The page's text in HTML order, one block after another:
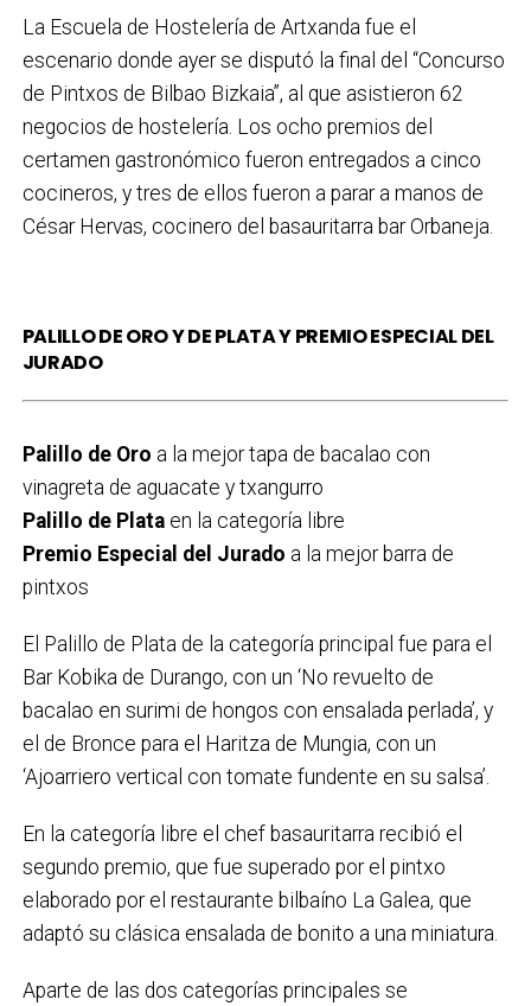
La Escuela de Hostelería de Artxanda fue el
escenario donde ayer se disputó la final del “Concurso
de Pintxos de Bilbao Bizkaia”, al que asistieron 62
negocios de hostelería. Los ocho premios del
certamen gastronómico fueron entregados a cinco
cocineros, y tres de ellos fueron a parar a manos de
César Hervas, cocinero del basauritarra bar Orbaneja.
PALILLO DE OROY DE PLATA Y PREMIO ESPECIAL DEL
JURADO
Palillo de Oro a la mejor tapa de bacalao con
vinagreta de aguacate y txangurro
Palillo de Plataen la categoría libre
Premio Especial del Jurado a la mejor barra de
pintxos
El Palillo de Plata de la categoría principal fue para el
Bar Kobika de Durango, con un ‘No revuelto de
bacalao en surimi de hongos con ensalada perlada’, y
el de Bronce para el Haritza de Mungia, con un
‘Ajoarriero vertical con tomate fundente en su salsa’.
En la categoría libre el chef basauritarra recibió el
segundo premio, que fue superado por el pintxo
elaborado por el restaurante bilbaíno La Galea, que
adaptó su clásica ensalada de bonito a una miniatura.
Aparte de las dos categorías principales se